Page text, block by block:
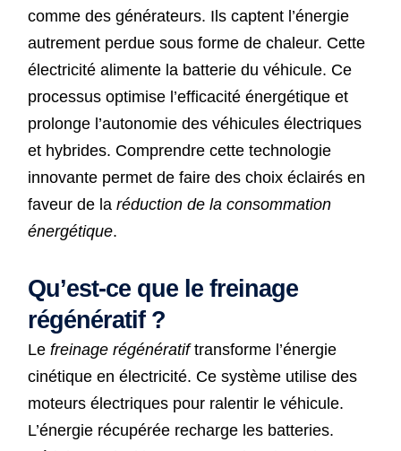
comme des générateurs. Ils captent l’énergie
autrement perdue sous forme de chaleur. Cette
électricité alimente la batterie du véhicule. Ce
processus optimise l’efficacité énergétique et
prolonge l’autonomie des véhicules électriques
et hybrides. Comprendre cette technologie
innovante permet de faire des choix éclairés en
faveur de la réduction de la consommation
énergétique.
Qu’est-ce que le freinage
régénératif ?
Le freinage régénératiftransforme l’énergie
cinétique en électricité. Ce système utilise des
moteurs électriques pour ralentir le véhicule.
L’énergie récupérée recharge les batteries.